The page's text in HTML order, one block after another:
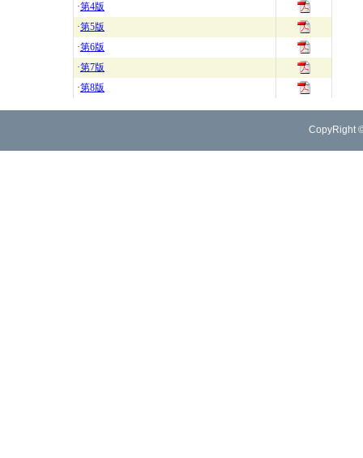
·第4版
·第5版
·第6版
·第7版
·第8版
CopyRight